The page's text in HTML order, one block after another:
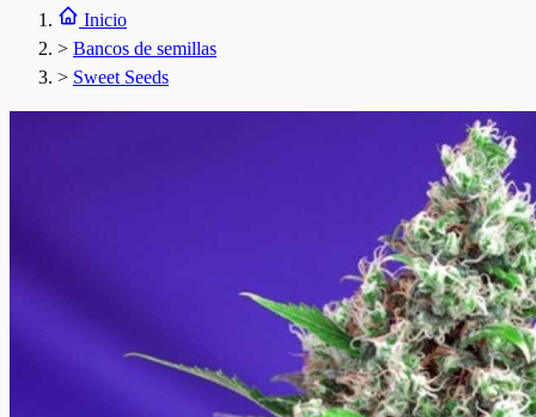
Inicio
> Bancos de semillas
> Sweet Seeds